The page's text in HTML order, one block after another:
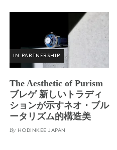
IN PARTNERSHIP
The Aesthetic of Purism
ブレゲ 新しいトラディ
ションが示すネオ・ブル
ータリズム的構造美
By HODINKEE JAPAN